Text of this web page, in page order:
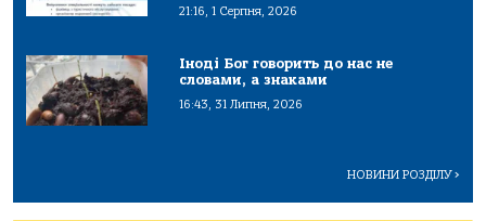
21:16, 1 Серпня, 2026
Іноді Бог говорить до нас не
словами, а знаками
16:43, 31 Липня, 2026
НОВИНИ РОЗДІЛУ>